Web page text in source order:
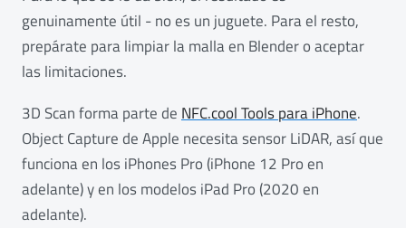
genuinamente útil - no es un juguete. Para el resto,
prepárate para limpiar la malla en Blender o aceptar
las limitaciones.
3D Scan forma parte deNFC.cool Tools para iPhone.
Object Capture de Apple necesita sensor LiDAR, así que
funciona en los iPhones Pro (iPhone 12 Pro en
adelante) y en los modelos iPad Pro (2020 en
adelante).